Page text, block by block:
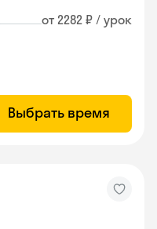
от 2282 ₽ / урок
Выбрать время